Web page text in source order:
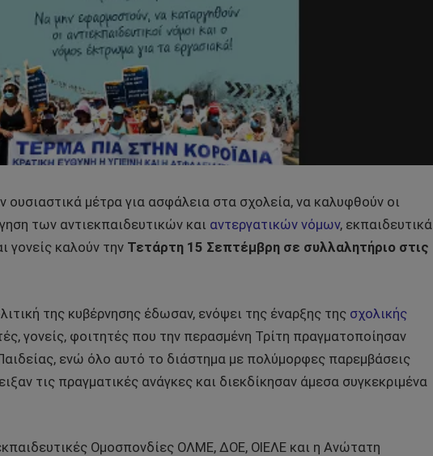
ουσιαστικά μέτρα για ασφάλεια στα σχολεία, να καλυφθούν οι
των αντιεκπαιδευτικών και αντεργατικών νόμων, εκπαιδευτικά
γονείς καλούν την Τετάρτη 15 Σεπτέμβρη σε συλλαλητήριο στις
της κυβέρνησης έδωσαν, ενόψει της έναρξης της σχολικής
γονείς, φοιτητές που την περασμένη Τρίτη πραγματοποίησαν
ενώ όλο αυτό το διάστημα με πολύμορφες παρεμβάσεις
τις πραγματικές ανάγκες και διεκδίκησαν άμεσα συγκεκριμένα
Ομοσπονδίες ΟΛΜΕ, ΔΟΕ, ΟΙΕΛΕ και η Ανώτατη